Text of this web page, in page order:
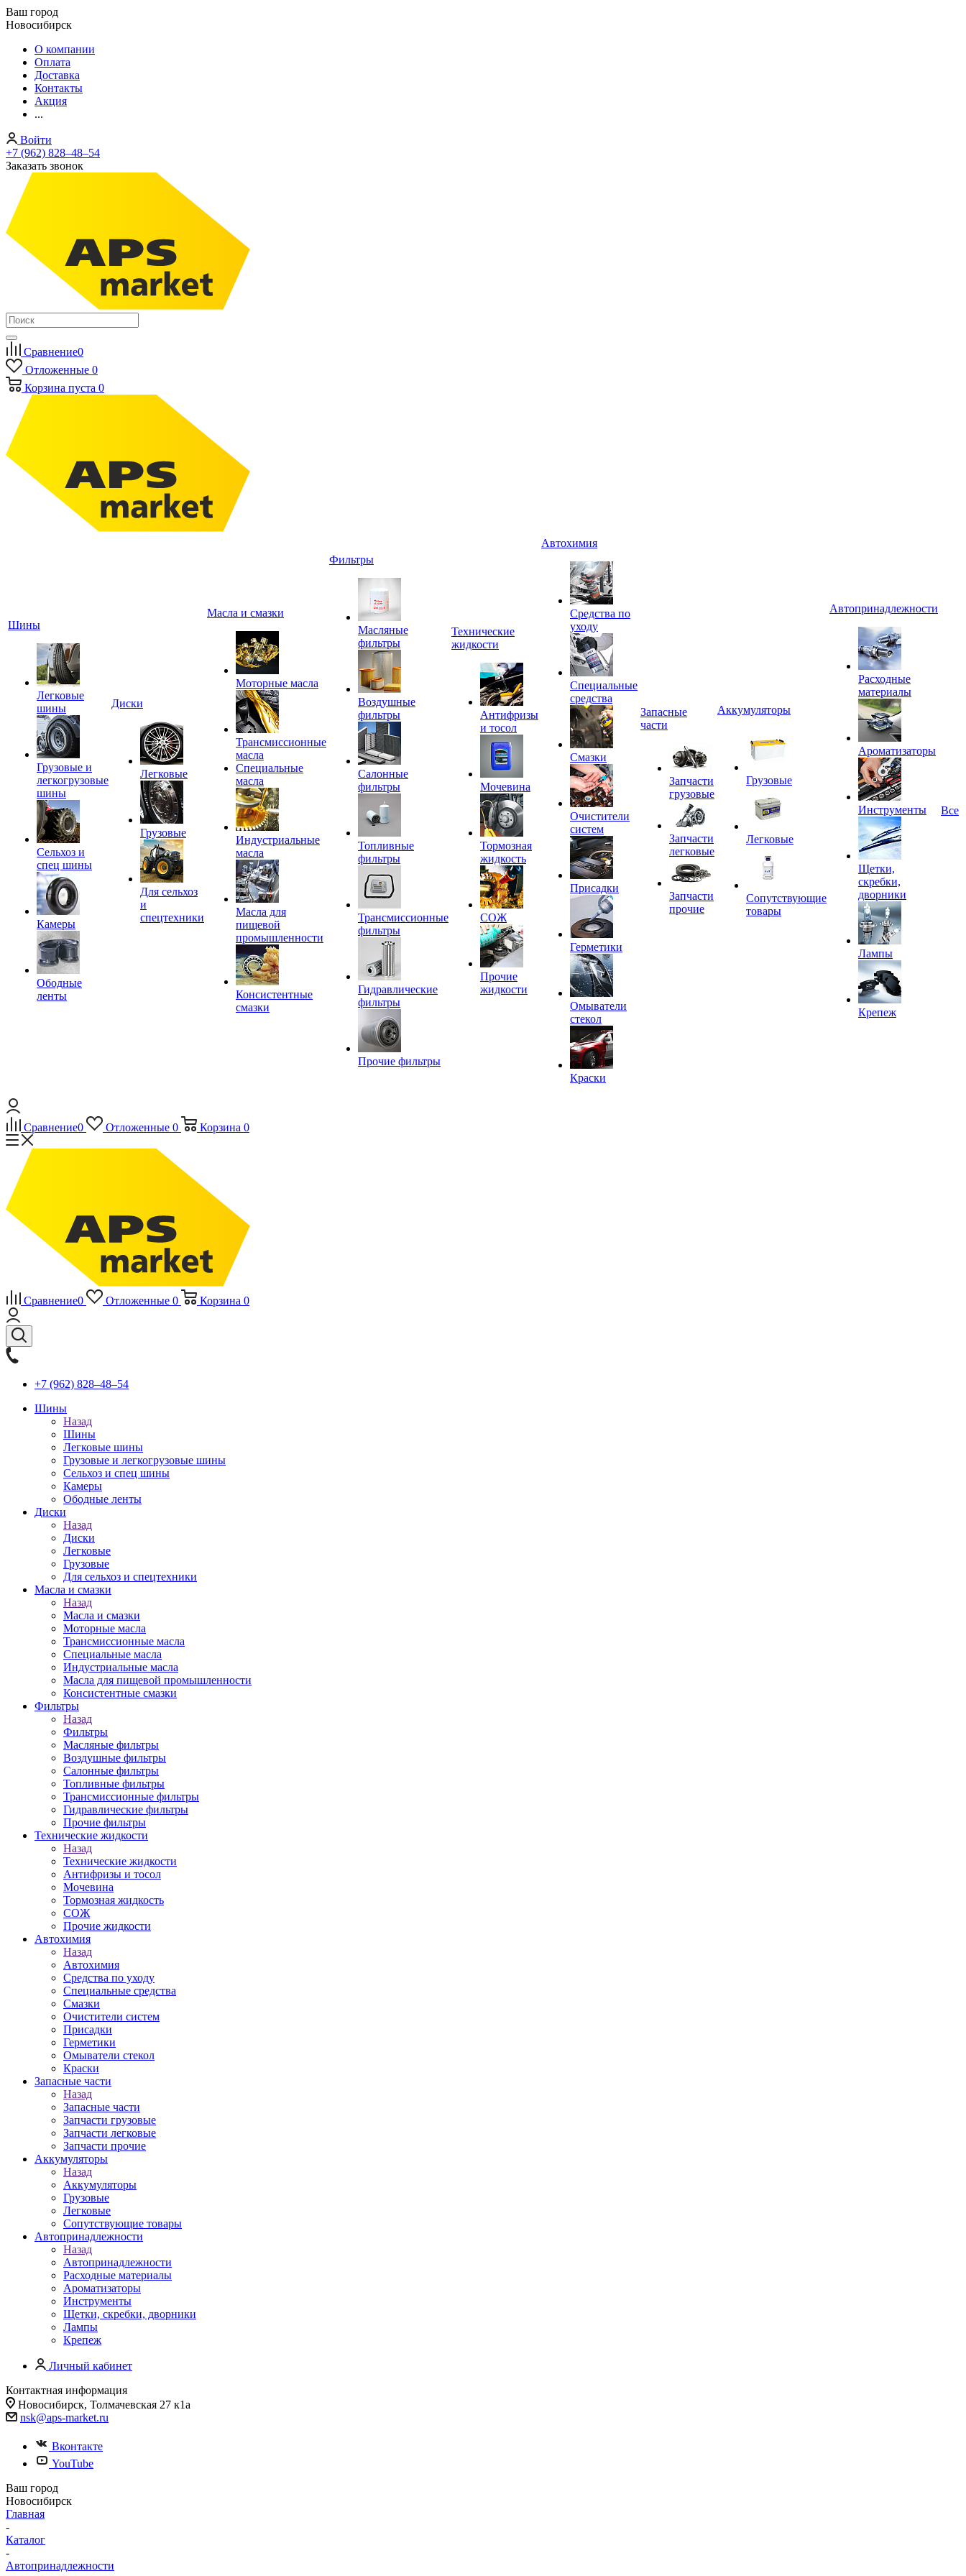
Ваш город
Новосибирск
О компании
Оплата
Доставка
Контакты
Акция
...
Войти
+7 (962) 828‒48‒54
Заказать звонок
Сравнение0
Отложенные 0
Корзина пуста 0
Шины
Легковые
шины
Грузовые и
легкогрузовые
шины
Сельхоз и
спец шины
Камеры
Ободные
ленты
Диски
Легковые
Грузовые
Для сельхоз
и
спецтехники
Масла и смазки
Моторные масла
Трансмиссионные
масла
Специальные
масла
Индустриальные
масла
Масла для
пищевой
промышленности
Консистентные
смазки
Фильтры
Масляные
фильтры
Воздушные
фильтры
Салонные
фильтры
Топливные
фильтры
Трансмиссионные
фильтры
Гидравлические
фильтры
Прочие фильтры
Технические
жидкости
Антифризы
и тосол
Мочевина
Тормозная
жидкость
СОЖ
Прочие
жидкости
Автохимия
Средства по
уходу
Специальные
средства
Смазки
Очистители
систем
Присадки
Герметики
Омыватели
стекол
Краски
Запасные
части
Запчасти
грузовые
Запчасти
легковые
Запчасти
прочие
Аккумуляторы
Грузовые
Легковые
Сопутствующие
товары
Автопринадлежности
Расходные
материалы
Ароматизаторы
Инструменты
Щетки,
скребки,
дворники
Лампы
Крепеж
Все
Сравнение0 Отложенные 0 Корзина 0
Сравнение0 Отложенные 0 Корзина 0
+7 (962) 828‒48‒54
Шины
Назад
Шины
Легковые шины
Грузовые и легкогрузовые шины
Сельхоз и спец шины
Камеры
Ободные ленты
Диски
Назад
Диски
Легковые
Грузовые
Для сельхоз и спецтехники
Масла и смазки
Назад
Масла и смазки
Моторные масла
Трансмиссионные масла
Специальные масла
Индустриальные масла
Масла для пищевой промышленности
Консистентные смазки
Фильтры
Назад
Фильтры
Масляные фильтры
Воздушные фильтры
Салонные фильтры
Топливные фильтры
Трансмиссионные фильтры
Гидравлические фильтры
Прочие фильтры
Технические жидкости
Назад
Технические жидкости
Антифризы и тосол
Мочевина
Тормозная жидкость
СОЖ
Прочие жидкости
Автохимия
Назад
Автохимия
Средства по уходу
Специальные средства
Смазки
Очистители систем
Присадки
Герметики
Омыватели стекол
Краски
Запасные части
Назад
Запасные части
Запчасти грузовые
Запчасти легковые
Запчасти прочие
Аккумуляторы
Назад
Аккумуляторы
Грузовые
Легковые
Сопутствующие товары
Автопринадлежности
Назад
Автопринадлежности
Расходные материалы
Ароматизаторы
Инструменты
Щетки, скребки, дворники
Лампы
Крепеж
Личный кабинет
Контактная информация
Новосибирск, Толмачевская 27 к1а
nsk@aps-market.ru
Вконтакте
YouTube
Ваш город
Новосибирск
Главная
-
Каталог
-
Автопринадлежности